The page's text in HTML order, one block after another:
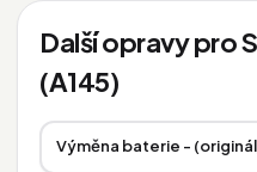
Další opravy pro
(A145)
Výměna baterie -